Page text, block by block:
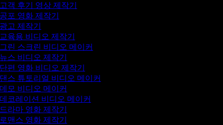
객 후기 영상 제작기
포 영화 제작기
고 제작기
육용 비디오 제작기
린 스크린 비디오 메이커
스 비디오 제작기
편 영화 비디오 제작기
스 튜토리얼 비디오 메이커
모 비디오 메이커
코레이션 비디오 메이커
라마 영화 제작기
맨스 영화 제작기